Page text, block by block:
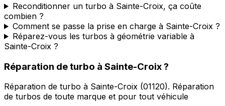
Reconditionner un turbo à Sainte-Croix, ça coûte
combien ?
Comment se passe la prise en charge à Sainte-Croix ?
Réparez-vous les turbos à géométrie variable à
Sainte-Croix ?
Réparation de turbo à Sainte-Croix?
Réparation de turbo à Sainte-Croix (01120). Réparation
de turbos de toute marque et pour tout véhicule